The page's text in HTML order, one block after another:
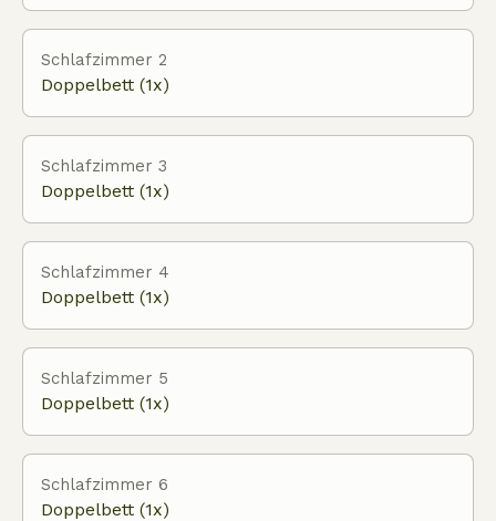
Schlafzimmer 2
Doppelbett (1x)
Schlafzimmer 3
Doppelbett (1x)
Schlafzimmer 4
Doppelbett (1x)
Schlafzimmer 5
Doppelbett (1x)
Schlafzimmer 6
Doppelbett (1x)